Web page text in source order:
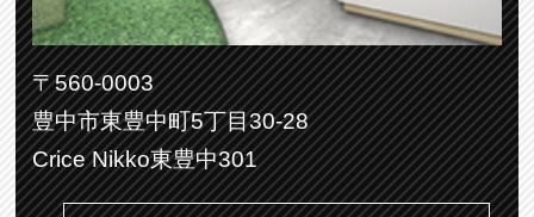
〒560-0003
豊中市東豊中町5丁目30-28
Crice Nikko東豊中301